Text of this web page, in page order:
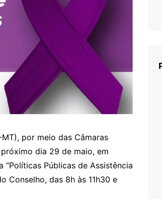
por meio das Câmaras
dia 29 de maio, em
“Políticas Públicas de Assistência
Conselho, das 8h às 11h30 e